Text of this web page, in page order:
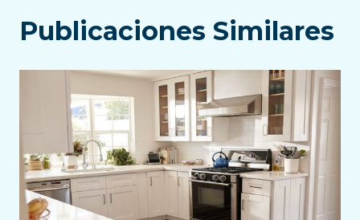
Publicaciones Similares